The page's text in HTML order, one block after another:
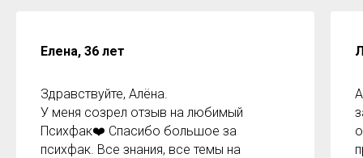
Елена, 36 лет
Здравствуйте, Алёна.
У меня созрел отзыв на любимый
Психфак❤️ Спасибо большое за
психфак. Все знания, все темы на